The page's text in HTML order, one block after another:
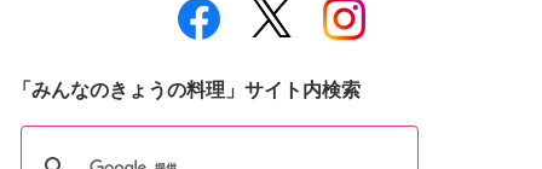
「みんなのきょうの料理」サイト内検索